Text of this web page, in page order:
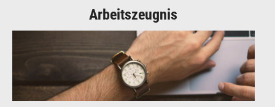
Arbeitszeugnis